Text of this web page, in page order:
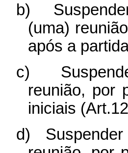
b)
(uma)
após a
c)
reunião, por
iniciais
d)